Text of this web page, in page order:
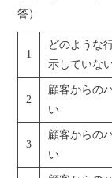
答）
1
どのような
示していな
2
顧客からの
い
3
顧客からの
い